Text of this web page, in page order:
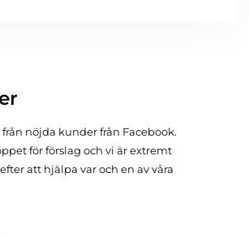
nöjda kunder från Facebook.
för förslag och vi är extremt
att hjälpa var och en av våra